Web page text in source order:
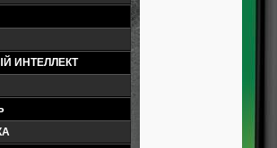
ИНТЕЛЛЕКТ